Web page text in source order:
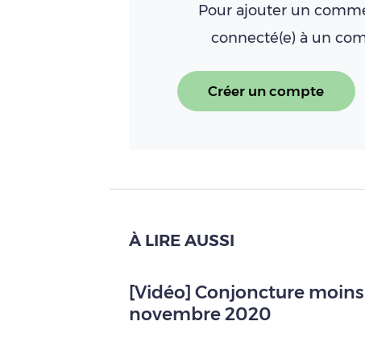
Pour ajouter un
connecté(e) à un
Créer un compte
À LIRE AUSSI
[Vidéo] Conjoncture
novembre 2020